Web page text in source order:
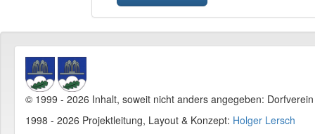
© 1999 - 2026 Inhalt, soweit nicht anders angegeben:
1998 - 2026 Projektleitung, Layout & Konzept: Holger Lersch